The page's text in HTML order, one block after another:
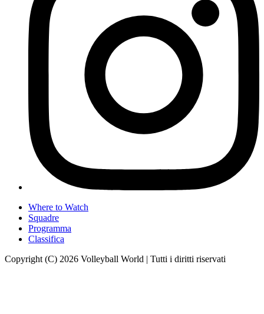
Where to Watch
Squadre
Programma
Classifica
Copyright (C) 2026 Volleyball World | Tutti i diritti riservati